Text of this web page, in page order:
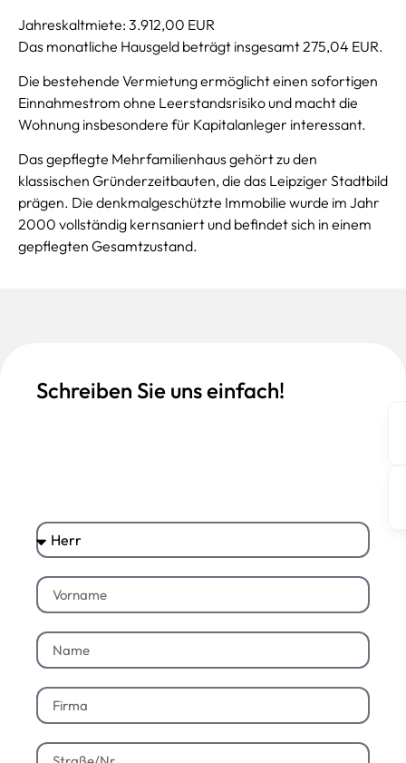
Jahreskaltmiete: 3.912,00 EUR
Das monatliche Hausgeld beträgt insgesamt 275,04 EUR.
Die bestehende Vermietung ermöglicht einen sofortigen
Einnahmestrom ohne Leerstandsrisiko und macht die
Wohnung insbesondere für Kapitalanleger interessant.
Das gepflegte Mehrfamilienhaus gehört zu den
klassischen Gründerzeitbauten, die das Leipziger Stadtbild
prägen. Die denkmalgeschützte Immobilie wurde im Jahr
2000 vollständig kernsaniert und befindet sich in einem
gepflegten Gesamtzustand.
Schreiben Sie uns einfach!